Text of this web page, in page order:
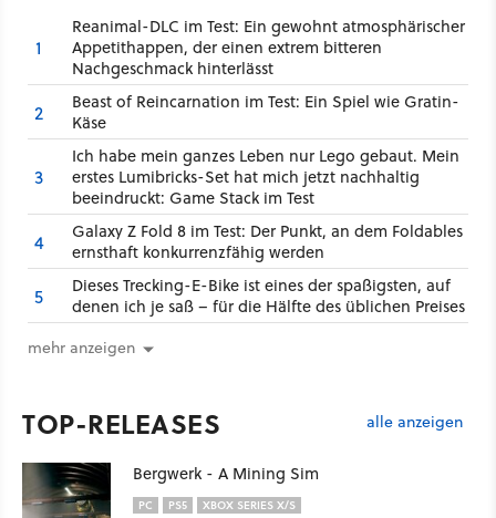
1
Reanimal-DLC im Test: Ein gewohnt atmosphärischer
Appetithappen, der einen extrem bitteren
Nachgeschmack hinterlässt
2
Beast of Reincarnation im Test: Ein Spiel wie Gratin-
Käse
3
Ich habe mein ganzes Leben nur Lego gebaut. Mein
erstes Lumibricks-Set hat mich jetzt nachhaltig
beeindruckt: Game Stack im Test
4
Galaxy Z Fold 8 im Test: Der Punkt, an dem Foldables
ernsthaft konkurrenzfähig werden
5
Dieses Trecking-E-Bike ist eines der spaßigsten, auf
denen ich je saß – für die Hälfte des üblichen Preises
mehr anzeigen
TOP-RELEASES alle anzeigen
Bergwerk - A Mining Sim
PC PS5 XBOX SERIES X/S